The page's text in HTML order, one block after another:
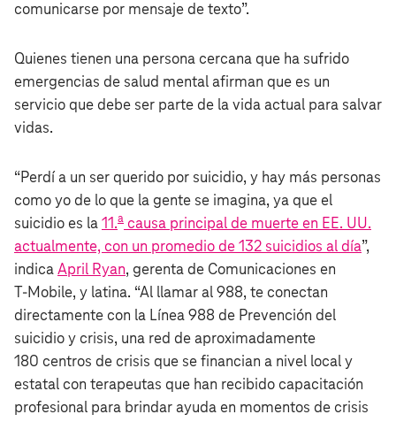
comunicarse por mensaje de texto”.
Quienes tienen una persona cercana que ha sufrido
emergencias de salud mental afirman que es un
servicio que debe ser parte de la vida actual para salvar
vidas.
“Perdí a un ser querido por suicidio, y hay más personas
como yo de lo que la gente se imagina, ya que el
suicidio es la 11.a causa principal de muerte en EE. UU.
actualmente, con un promedio de 132 suicidios al día”,
indica April Ryan, gerenta de Comunicaciones en
T‑Mobile, y latina. “Al llamar al 988, te conectan
directamente con la Línea 988 de Prevención del
suicidio y crisis, una red de aproximadamente
180 centros de crisis que se financian a nivel local y
estatal con terapeutas que han recibido capacitación
profesional para brindar ayuda en momentos de crisis